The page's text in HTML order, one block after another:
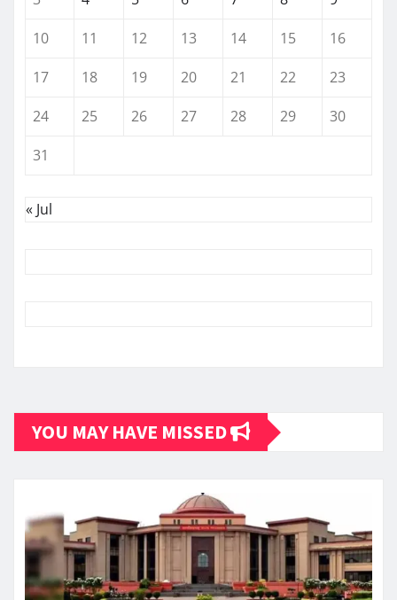
10
11 12 13 14 15
16
17
18 19 20 21 22
23
24
25 26 27 28 29
30
31
« Jul
YOU MAY HAVE MISSED